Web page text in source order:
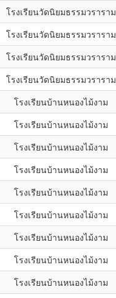
โรงเรียนวัดนิยมธรรมวราราม
โรงเรียนวัดนิยมธรรมวราราม
โรงเรียนวัดนิยมธรรมวราราม
โรงเรียนวัดนิยมธรรมวราราม
โรงเรียนบ้านหนองไม้งาม
โรงเรียนบ้านหนองไม้งาม
โรงเรียนบ้านหนองไม้งาม
โรงเรียนบ้านหนองไม้งาม
โรงเรียนบ้านหนองไม้งาม
โรงเรียนบ้านหนองไม้งาม
โรงเรียนบ้านหนองไม้งาม
โรงเรียนบ้านหนองไม้งาม
โรงเรียนบ้านหนองไม้งาม